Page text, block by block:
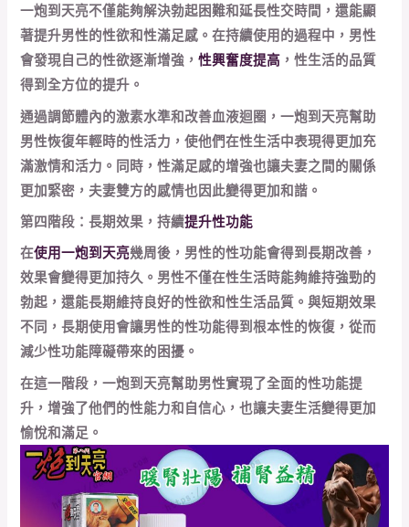
一炮到天亮不僅能夠解決勃起困難和延長性交時間，還能顯
著提升男性的性欲和性滿足感。在持續使用的過程中，男性
會發現自己的性欲逐漸增強，性興奮度提高 ，性生活的品質
得到全方位的提升。
通過調節體內的激素水準和改善血液迴圈，一炮到天亮幫助
男性恢復年輕時的性活力，使他們在性生活中表現得更加充
滿激情和活力。同時，性滿足感的增強也讓夫妻之間的關係
更加緊密，夫妻雙方的感情也因此變得更加和諧。
第四階段：長期效果，持續提升性功能
在使用一炮到天亮幾周後，男性的性功能會得到長期改善，
效果會變得更加持久。男性不僅在性生活時能夠維持強勁的
勃起，還能長期維持良好的性欲和性生活品質。與短期效果
不同，長期使用會讓男性的性功能得到根本性的恢復，從而
減少性功能障礙帶來的困擾。
在這一階段，一炮到天亮幫助男性實現了全面的性功能提
升，增強了他們的性能力和自信心，也讓夫妻生活變得更加
愉悅和滿足。